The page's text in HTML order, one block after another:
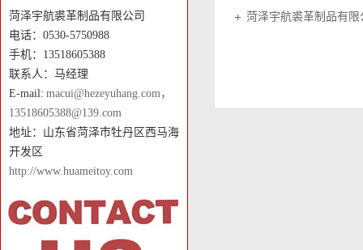
菏泽宇航裘革制品有限公司
电话：0530-5750988
手机：13518605388
联系人：马经理
E-mail: macui@hezeyuhang.com，
13518605388@139.com
地址：山东省菏泽市牡丹区西马海
开发区
http://www.huameitoy.com
菏泽宇航裘革制品有限